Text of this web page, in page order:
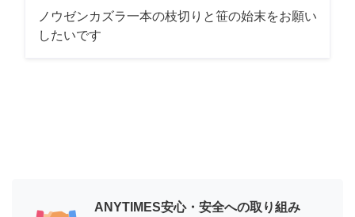
ノウゼンカズラ一本の枝切りと笹の始末をお願い
したいです
ANYTIMES安心・安全への取り組み